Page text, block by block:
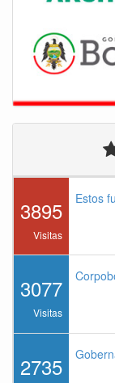
3895
Visitas
Estos
3077
Visitas
2735